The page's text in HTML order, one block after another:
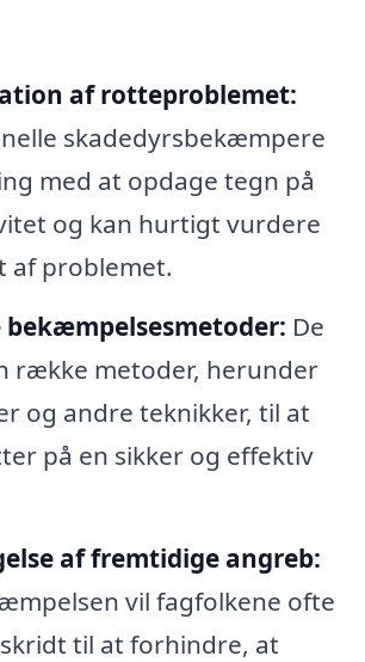
af rotteproblemet:
skadedyrsbekæmpere
med at opdage tegn på
og kan hurtigt vurdere
af problemet.
De
række metoder, herunder
og andre teknikker, til at
på en sikker og effektiv
af fremtidige angreb:
vil fagfolkene ofte
til at forhindre, at